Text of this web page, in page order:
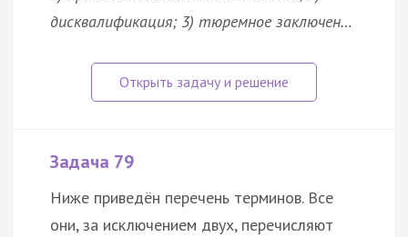
дисквалификация; 3) тюремное заключен…
Задача 79
Ниже приведён перечень терминов. Все
они, за исключением двух, перечисляют